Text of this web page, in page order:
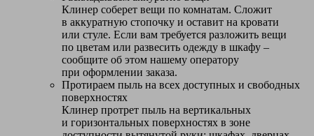
Клинер соберет вещи по комнатам. Сложит
в аккуратную стопочку и оставит на кровати
или стуле. Если вам требуется разложить вещи
по цветам или развесить одежду в шкафу –
сообщите об этом нашему оператору
при оформлении заказа.
Протираем пыль на всех доступных и свободных
поверхностях
Клинер протрет пыль на вертикальных
и горизонтальных поверхностях в зоне